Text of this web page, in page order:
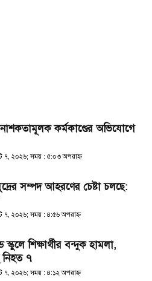
কর্মকাণ্ডের অভিযোগে
৭, ২০২৬; সময় : ৫:০৩ অপরাহ্ণ
সম্পদ আহরণের চেষ্টা চলছে:
৭, ২০২৬; সময় : ৪:৫৬ অপরাহ্ণ
স্কুলে শিক্ষার্থীর বন্দুক হামলা,
নিহত ৭
৭, ২০২৬; সময় : ৪:১২ অপরাহ্ণ